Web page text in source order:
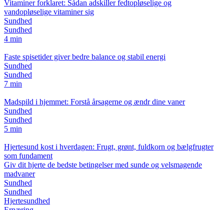
Vitaminer forklaret: Sådan adskiller fedtopløselige og
vandopløselige vitaminer sig
Sundhed
Sundhed
4 min
Faste spisetider giver bedre balance og stabil energi
Sundhed
Sundhed
7 min
Madspild i hjemmet: Forstå årsagerne og ændr dine vaner
Sundhed
Sundhed
5 min
Hjertesund kost i hverdagen: Frugt, grønt, fuldkorn og bælgfrugter
som fundament
Giv dit hjerte de bedste betingelser med sunde og velsmagende
madvaner
Sundhed
Sundhed
Hjertesundhed